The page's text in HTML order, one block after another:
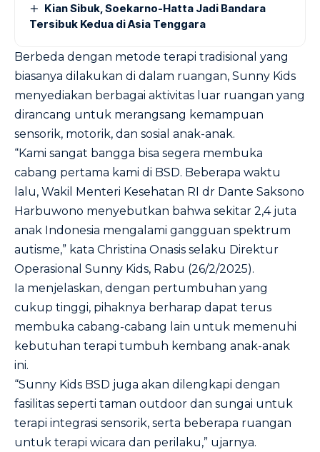
Kian Sibuk, Soekarno-Hatta Jadi Bandara
Tersibuk Kedua di Asia Tenggara
Berbeda dengan metode terapi tradisional yang
biasanya dilakukan di dalam ruangan, Sunny Kids
menyediakan berbagai aktivitas luar ruangan yang
dirancang untuk merangsang kemampuan
sensorik, motorik, dan sosial anak-anak.
“Kami sangat bangga bisa segera membuka
cabang pertama kami di BSD. Beberapa waktu
lalu, Wakil Menteri Kesehatan RI dr Dante Saksono
Harbuwono menyebutkan bahwa sekitar 2,4 juta
anak Indonesia mengalami gangguan spektrum
autisme,” kata Christina Onasis selaku Direktur
Operasional Sunny Kids, Rabu (26/2/2025).
Ia menjelaskan, dengan pertumbuhan yang
cukup tinggi, pihaknya berharap dapat terus
membuka cabang-cabang lain untuk memenuhi
kebutuhan terapi tumbuh kembang anak-anak
ini.
“Sunny Kids BSD juga akan dilengkapi dengan
fasilitas seperti taman outdoor dan sungai untuk
terapi integrasi sensorik, serta beberapa ruangan
untuk terapi wicara dan perilaku,” ujarnya.